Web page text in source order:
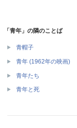
「青年」の隣のことば
青帽子
青年 (1962年の映画)
青年たち
青年と死